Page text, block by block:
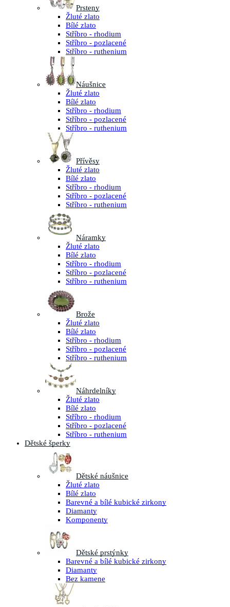
Prsteny
Žluté zlato
Bílé zlato
Stříbro - rhodium
Stříbro - pozlacené
Stříbro - ruthenium
Náušnice
Žluté zlato
Bílé zlato
Stříbro - rhodium
Stříbro - pozlacené
Stříbro - ruthenium
Přívěsy
Žluté zlato
Bílé zlato
Stříbro - rhodium
Stříbro - pozlacené
Stříbro - ruthenium
Náramky
Žluté zlato
Bílé zlato
Stříbro - rhodium
Stříbro - pozlacené
Stříbro - ruthenium
Brože
Žluté zlato
Bílé zlato
Stříbro - rhodium
Stříbro - pozlacené
Stříbro - ruthenium
Náhrdelníky
Žluté zlato
Bílé zlato
Stříbro - rhodium
Stříbro - pozlacené
Stříbro - ruthenium
Dětské šperky
Dětské náušnice
Žluté zlato
Bílé zlato
Barevné a bílé kubické zirkony
Diamanty
Komponenty
Dětské prstýnky
Barevné a bílé kubické zirkony
Diamanty
Bez kamene